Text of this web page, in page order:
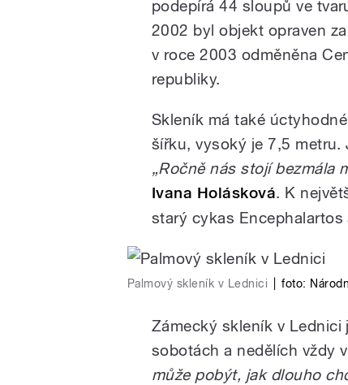
podepírá 44 sloupů ve
2002 byl objekt opraven
v roce 2003 odměněna
republiky.
Skleník má také
šířku, vysoký je 7,5 metru.
„Ročně nás stojí bezmála
Ivana Holásková. K
starý cykas
Palmový skleník v Lednici foto:
Zámecký skleník v
sobotách a nedělích vždy
může pobýt, jak dlouho